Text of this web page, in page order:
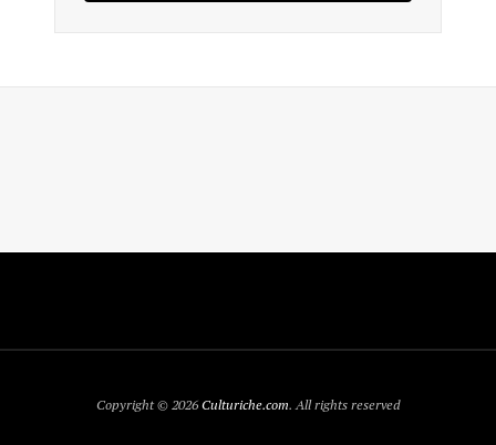
Copyright © 2026Culturiche.com. All rights reserved